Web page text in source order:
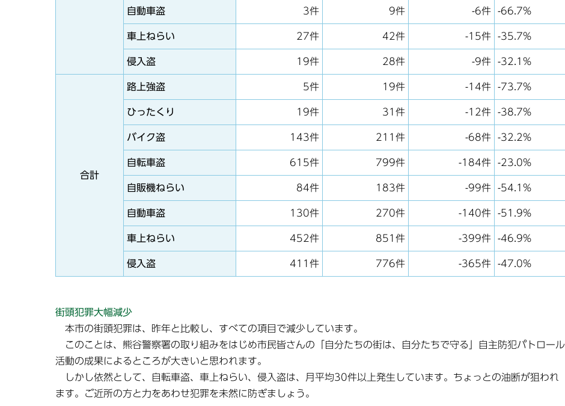
自動車盗 3件 9件 -6件 -66.7%
車上ねらい 27件 42件 -15件 -35.7%
侵入盗 19件 28件 -9件 -32.1%
合計
路上強盗 5件 19件 -14件 -73.7%
ひったくり 19件 31件 -12件 -38.7%
バイク盗 143件 211件 -68件 -32.2%
自転車盗 615件 799件 -184件 -23.0%
自販機ねらい 84件 183件 -99件 -54.1%
自動車盗 130件 270件 -140件 -51.9%
車上ねらい 452件 851件 -399件 -46.9%
侵入盗 411件 776件 -365件 -47.0%
街頭犯罪大幅減少
本市の街頭犯罪は、昨年と比較し、すべての項目で減少しています。
このことは、熊谷警察署の取り組みをはじめ市民皆さんの「自分たちの街は、自分たちで守る」自主防犯パトロール
活動の成果によるところが大きいと思われます。
しかし依然として、自転車盗、車上ねらい、侵入盗は、月平均30件以上発生しています。ちょっとの油断が狙われ
ます。ご近所の方と力をあわせ犯罪を未然に防ぎましょう。